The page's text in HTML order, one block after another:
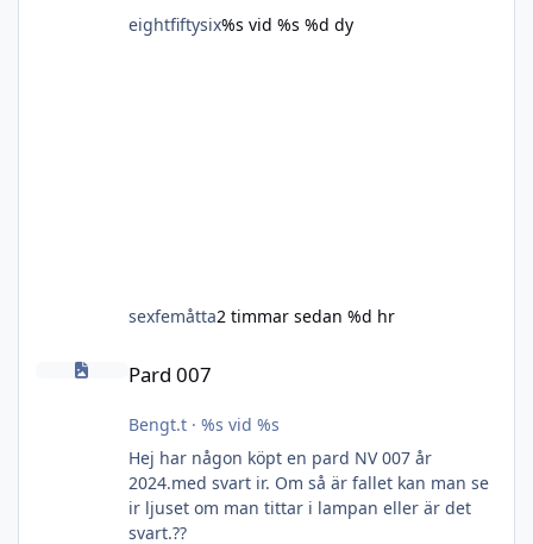
eightfiftysix%s vid %s %d dy
sexfemåtta2 timmar sedan %d hr
Pard 007
Pard 007
Bengt.t· %s vid %s
Hej har någon köpt en pard NV 007 år
2024.med svart ir. Om så är fallet kan man se
ir ljuset om man tittar i lampan eller är det
svart.??